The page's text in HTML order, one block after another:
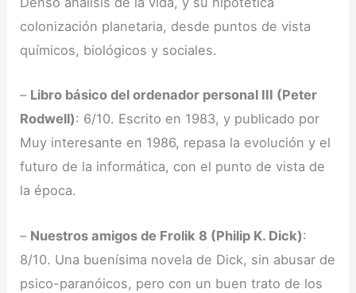
colonización planetaria, desde puntos de vista
químicos, biológicos y sociales.
– Libro básico del ordenador personal III (Peter
Rodwell): 6/10. Escrito en 1983, y publicado por
Muy interesante en 1986, repasa la evolución y el
futuro de la informática, con el punto de vista de
la época.
– Nuestros amigos de Frolik 8 (Philip K. Dick):
8/10. Una buenísima novela de Dick, sin abusar de
psico-paranóicos, pero con un buen trato de los